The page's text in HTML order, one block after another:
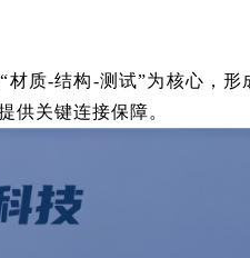
材质-结构-测试”为核心，
供关键连接保障。